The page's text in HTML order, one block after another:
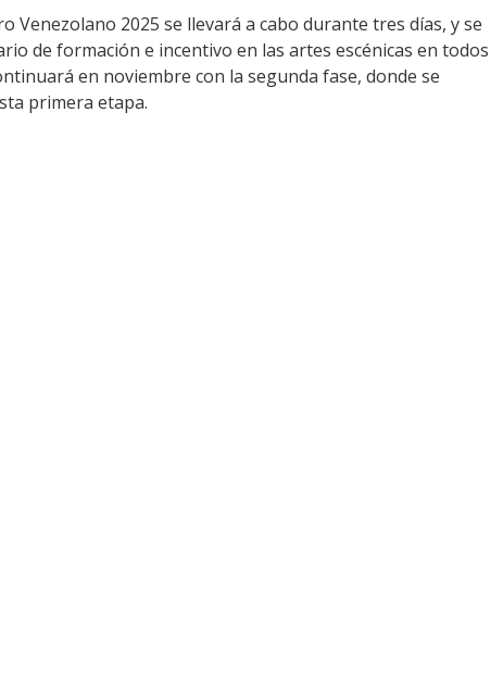
Venezolano 2025 se llevará a cabo durante tres días, y se
de formación e incentivo en las artes escénicas en todos
en noviembre con la segunda fase, donde se
primera etapa.